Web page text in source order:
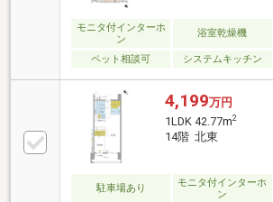
ャンペーン◎ご来店のご予約を頂き
え頂いたお客様にAmazonギフト
ト！1組様1回限りです♪お子様連れ
モニタ付インターホ
ン
浴室乾燥機
ペット相談可 システムキッチン
4,199万円
1LDK 42.77m2
14階 北東
駐車場あり
モニタ付インターホ
ン